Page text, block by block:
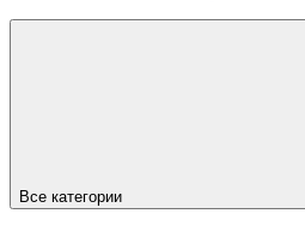
Все категории